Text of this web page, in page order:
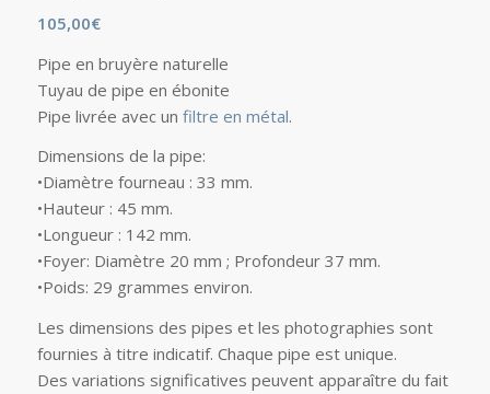
105,00€
Pipe en bruyère naturelle
Tuyau de pipe en ébonite
Pipe livrée avec un filtre en métal.
Dimensions de la pipe:
•Diamètre fourneau : 33 mm.
•Hauteur : 45 mm.
•Longueur : 142 mm.
•Foyer: Diamètre 20 mm ; Profondeur 37 mm.
•Poids: 29 grammes environ.
Les dimensions des pipes et les photographies sont
fournies à titre indicatif. Chaque pipe est unique.
Des variations significatives peuvent apparaître du fait